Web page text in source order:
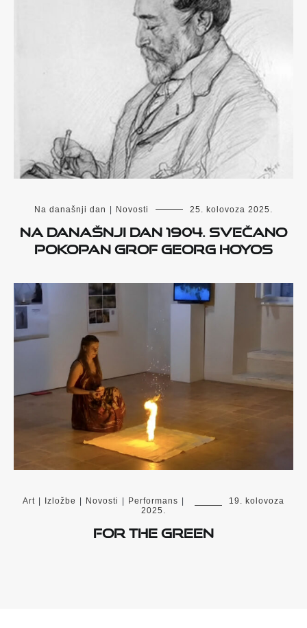
Na današnji dan Novosti 25. kolovoza 2025.
Na današnji dan 1904. svečano
pokopan grof Georg Hoyos
Art Izložbe Novosti Performans
19. kolovoza
2025.
For the green